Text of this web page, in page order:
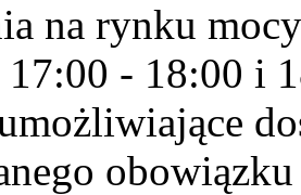
na rynku
17:00 - 18:00 i